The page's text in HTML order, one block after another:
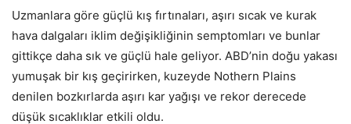
Uzmanlara göre güçlü kış fırtınaları, aşırı sıcak ve kurak
hava dalgaları iklim değişikliğinin semptomları ve bunlar
gittikçe daha sık ve güçlü hale geliyor. ABD’nin doğu yakası
yumuşak bir kış geçirirken, kuzeyde Nothern Plains
denilen bozkırlarda aşırı kar yağışı ve rekor derecede
düşük sıcaklıklar etkili oldu.